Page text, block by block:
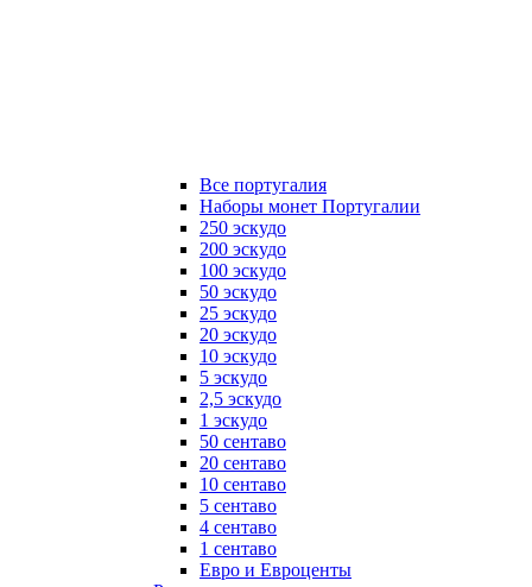
Все португалия
Наборы монет Португалии
250 эскудо
200 эскудо
100 эскудо
50 эскудо
25 эскудо
20 эскудо
10 эскудо
5 эскудо
2,5 эскудо
1 эскудо
50 сентаво
20 сентаво
10 сентаво
5 сентаво
4 сентаво
1 сентаво
Евро и Евроценты